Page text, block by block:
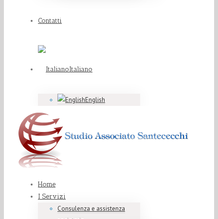
Contatti
Italiano
English
Home
I Servizi
Consulenza e assistenza